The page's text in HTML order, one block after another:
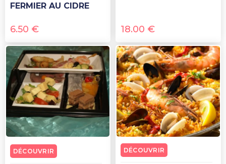
FERMIER AU CIDRE
6.50 € 18.00 €
DÉCOUVRIR DÉCOUVRIR